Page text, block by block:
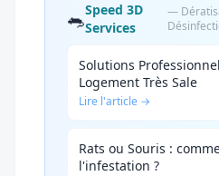
🐀Speed 3D
Services
—
Solutions
Logement Très Sale
Lire l'article →
Rats ou Souris :
l'infestation ?